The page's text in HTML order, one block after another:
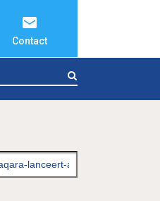
Contact